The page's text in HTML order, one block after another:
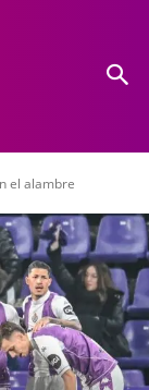
el alambre